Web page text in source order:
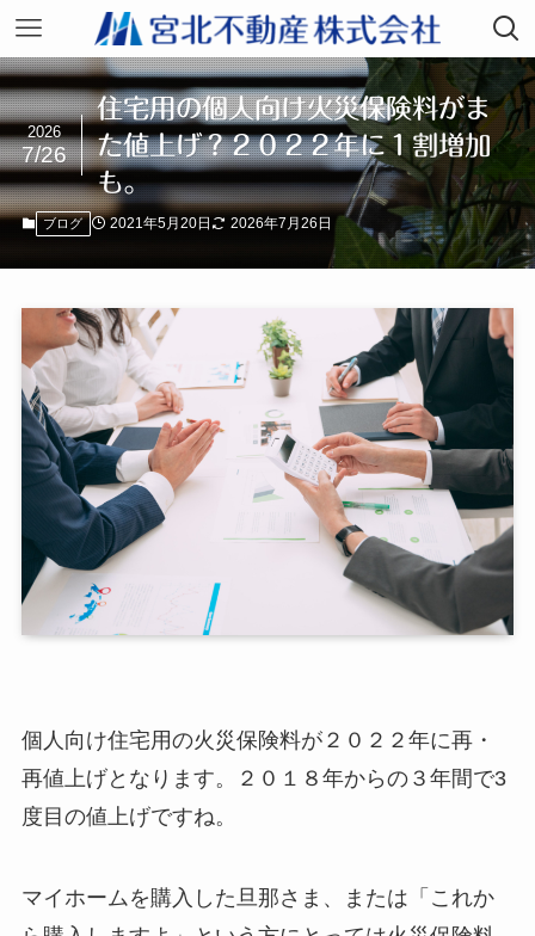
住宅用の個人向け火災保険料がま
た値上げ？２０２２年に１割増加
も。
2026
7/26
ブログ 2021年5月20日 2026年7月26日
個人向け住宅用の火災保険料が２０２２年に再・
再値上げとなります。２０１８年からの３年間で3
度目の値上げですね。
マイホームを購入した旦那さま、または「これか